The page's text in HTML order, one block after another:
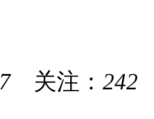
关注： 242